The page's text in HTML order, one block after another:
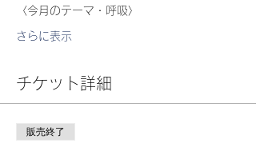
〈今月のテーマ・呼吸〉
さらに表示
チケット詳細
販売終了